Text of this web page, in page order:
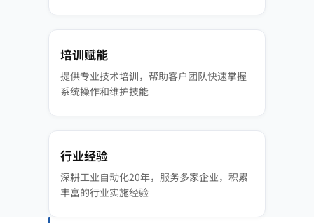
培训赋能
提供专业技术培训，帮助客户团队快速掌握
系统操作和维护技能
行业经验
深耕工业自动化20年，服务多家企业，积累
丰富的行业实施经验